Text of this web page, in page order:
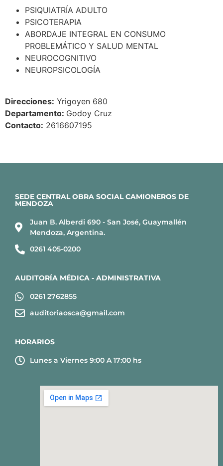
PSIQUIATRÍA ADULTO
PSICOTERAPIA
ABORDAJE INTEGRAL EN CONSUMO
PROBLEMÁTICO Y SALUD MENTAL
NEUROCOGNITIVO
NEUROPSICOLOGÍA
Direcciones: Yrigoyen 680
Departamento: Godoy Cruz
Contacto: 2616607195
SEDE CENTRAL OBRA SOCIAL CAMIONEROS DE
MENDOZA
Juan B. Alberdi 690 - San José, Guaymallén
Mendoza, Argentina.
0261 405-0200
AUDITORÍA MÉDICA - ADMINISTRATIVA
0261 2762855
auditoriaosca@gmail.com
HORARIOS
Lunes a Viernes 9:00 A 17:00 hs